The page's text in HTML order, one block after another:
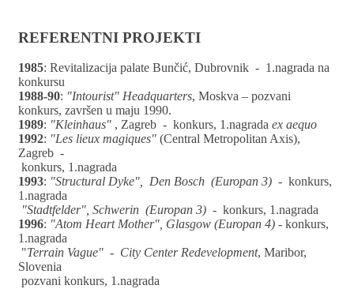
REFERENTNI PROJEKTI
1985: Revitalizacija palate Bunčić, Dubrovnik - 1.nagrada na
konkursu
1988-90: "Intourist" Headquarters, Moskva – pozvani
konkurs, završen u maju 1990.
1989: "Kleinhaus" , Zagreb - konkurs, 1.nagrada ex aequo
1992: "Les lieux magiques" (Central Metropolitan Axis),
Zagreb -
konkurs, 1.nagrada
1993: "Structural Dyke", Den Bosch (Europan 3) - konkurs,
1.nagrada
"Stadtfelder", Schwerin (Europan 3) - konkurs, 1.nagrada
1996: "Atom Heart Mother", Glasgow (Europan 4) - konkurs,
1.nagrada
"Terrain Vague" - City Center Redevelopment, Maribor,
Slovenia
pozvani konkurs, 1.nagrada